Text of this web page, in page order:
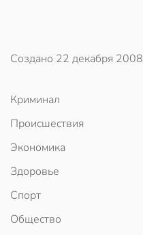
Создано 22 декабря 2008
Криминал
Происшествия
Экономика
Здоровье
Спорт
Общество